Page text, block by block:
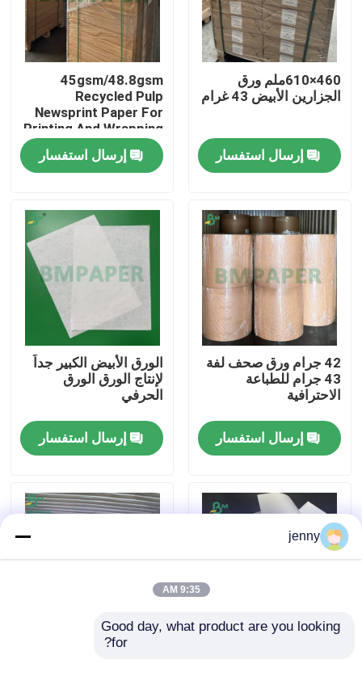
منزل
المنتجات
حول بنا
جولة في المعمل
ضبط الجودة
أخبار
ورق CAD الراسمة
460×610ملم ورق
الجزارين الأبيض 43 غرام
إرسال استفسار
45gsm/48.8gsm
Recycled Pulp
Newsprint Paper For
Printing And Wrapping
In Roll
إرسال استفسار
42 جرام ورق صحف لفة
43 جرام للطباعة
الاحترافية
إرسال استفسار
الورق الأبيض الكبير جداً
لإنتاج الورق الورق
الحرفي
إرسال استفسار
jenny
9:35 AM
Good day, what product are you looking
for?